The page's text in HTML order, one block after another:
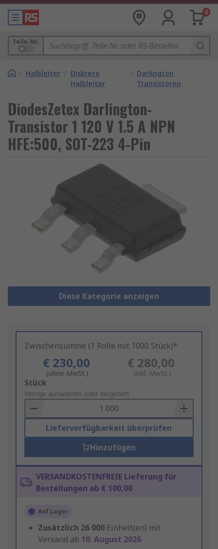
0
Teile-Nr.
/ Halbleiter / Diskrete
Halbleiter
/ Darlington
Transistoren
DiodesZetex Darlington-
Transistor 1 120 V 1.5 A NPN
HFE:500, SOT-223 4-Pin
Diese Kategorie anzeigen
Zwischensumme (1 Rolle mit 1000 Stück)*
€ 230,00
(ohne MwSt.)
€ 280,00
(inkl. MwSt.)
Add
to
Basket
Stück
Menge auswählen oder eingeben
Lieferverfügbarkeit überprüfen
Hinzufügen
VERSANDKOSTENFREIE Lieferung für
Bestellungen ab € 100,00
Auf Lager
Zusätzlich 26 000 Einheit(en) mit
Versand ab 10. August 2026